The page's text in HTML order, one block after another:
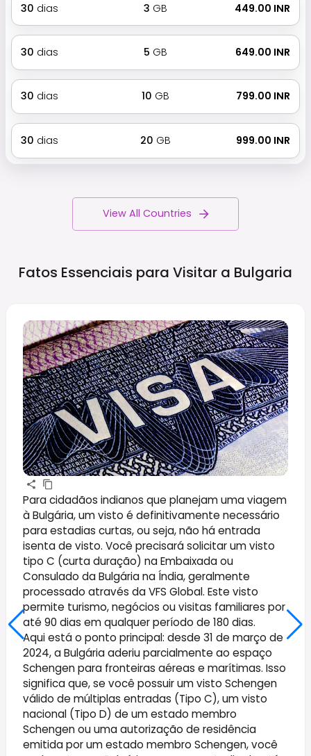
30 dias 3 GB ₹ 449.00 INR
30 dias 5 GB ₹ 649.00 INR
30 dias 10 GB ₹ 799.00 INR
30 dias 20 GB ₹ 999.00 INR
View All Countries
Fatos Essenciais para Visitar a Bulgaria
Para cidadãos indianos que planejam uma viagem
à Bulgária, um visto é definitivamente necessário
para estadias curtas, ou seja, não há entrada
isenta de visto. Você precisará solicitar um visto
tipo C (curta duração) na Embaixada ou
Consulado da Bulgária na Índia, geralmente
processado através da VFS Global. Este visto
permite turismo, negócios ou visitas familiares por
até 90 dias em qualquer período de 180 dias.
Aqui está o ponto principal: desde 31 de março de
2024, a Bulgária aderiu parcialmente ao espaço
Schengen para fronteiras aéreas e marítimas. Isso
significa que, se você possuir um visto Schengen
válido de múltiplas entradas (Tipo C), um visto
nacional (Tipo D) de um estado membro
Schengen ou uma autorização de residência
emitida por um estado membro Schengen, você